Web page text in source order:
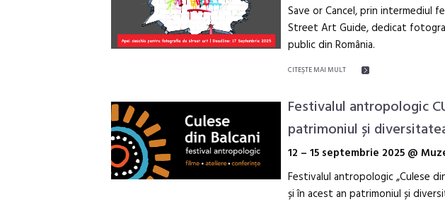
Save or Cancel, prin intermediul
Street Art Guide, dedicat
public din România.
CITEŞTE MAI MULT
Festivalul antropologic
patrimoniul și
12 – 15 septembrie 2025 @
Festivalul antropologic „Culese
și în acest an patrimoniul și